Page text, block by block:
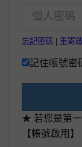
忘記密碼 重寄
記住帳號密
★ 若您是第
【帳號啟用】